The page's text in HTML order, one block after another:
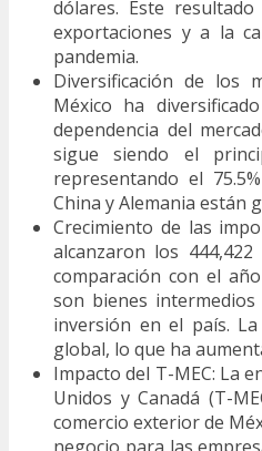
dólares. Este
exportaciones y a la
pandemia.
Diversificación de los
México ha
dependencia del
sigue siendo el
representando el
China y Alemania están
Crecimiento de las
alcanzaron los
comparación con el
son bienes
inversión en el país.
global, lo que ha
Impacto del T-MEC: La
Unidos y Canadá (T-
comercio exterior de